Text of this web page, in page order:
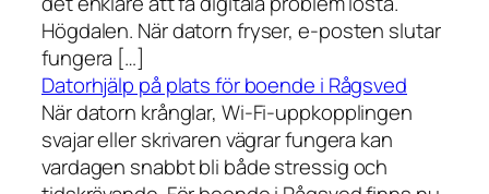
Högdalen. När datorn fryser, e-posten slutar
fungera […]
Datorhjälp på plats för boende i Rågsved
När datorn krånglar, Wi-Fi-uppkopplingen
svajar eller skrivaren vägrar fungera kan
vardagen snabbt bli både stressig och